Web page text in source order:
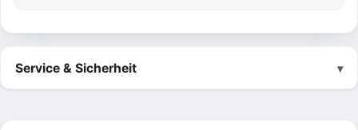
Service & Sicherheit